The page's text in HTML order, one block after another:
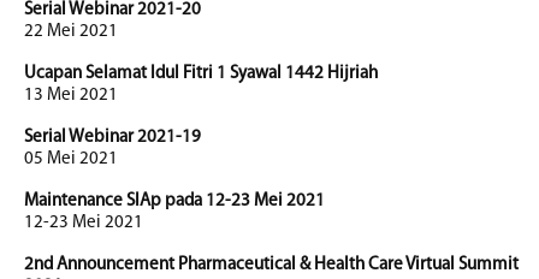
Serial Webinar 2021-20
22 Mei 2021
Ucapan Selamat Idul Fitri 1 Syawal 1442 Hijriah
13 Mei 2021
Serial Webinar 2021-19
05 Mei 2021
Maintenance SIAp pada 12-23 Mei 2021
12-23 Mei 2021
2nd Announcement Pharmaceutical & Health Care Virtual Summit